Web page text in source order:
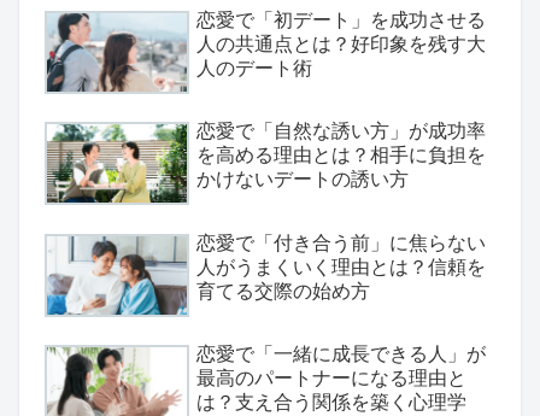
恋愛で「初デート」を成功させる
人の共通点とは？好印象を残す大
人のデート術
恋愛で「自然な誘い方」が成功率
を高める理由とは？相手に負担を
かけないデートの誘い方
恋愛で「付き合う前」に焦らない
人がうまくいく理由とは？信頼を
育てる交際の始め方
恋愛で「一緒に成長できる人」が
最高のパートナーになる理由と
は？支え合う関係を築く心理学